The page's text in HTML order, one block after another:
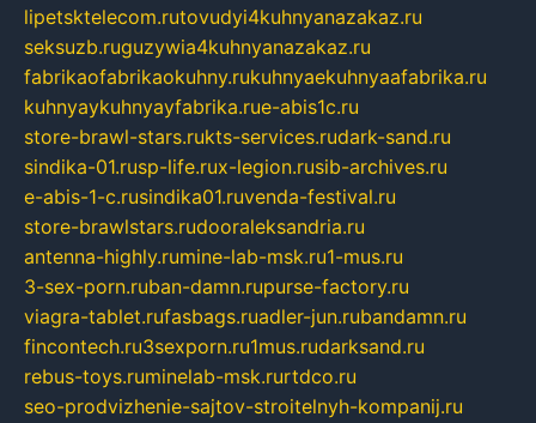
lipetsktelecom.rutovudyi4kuhnyanazakaz.ru
seksuzb.ruguzywia4kuhnyanazakaz.ru
fabrikaofabrikaokuhny.rukuhnyaekuhnyaafabrika.ru
kuhnyaykuhnyayfabrika.rue-abis1c.ru
store-brawl-stars.rukts-services.rudark-sand.ru
sindika-01.rusp-life.rux-legion.rusib-archives.ru
e-abis-1-c.rusindika01.ruvenda-festival.ru
store-brawlstars.rudooraleksandria.ru
antenna-highly.rumine-lab-msk.ru1-mus.ru
3-sex-porn.ruban-damn.rupurse-factory.ru
viagra-tablet.rufasbags.ruadler-jun.rubandamn.ru
fincontech.ru3sexporn.ru1mus.rudarksand.ru
rebus-toys.ruminelab-msk.rurtdco.ru
seo-prodvizhenie-sajtov-stroitelnyh-kompanij.ru